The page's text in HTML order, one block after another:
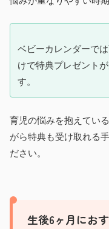
ベビーカレンダーで
けで特典プレゼント
す。
育児の悩みを抱えてい
がら特典も受け取れる
ださい。
生後6ヶ月にお